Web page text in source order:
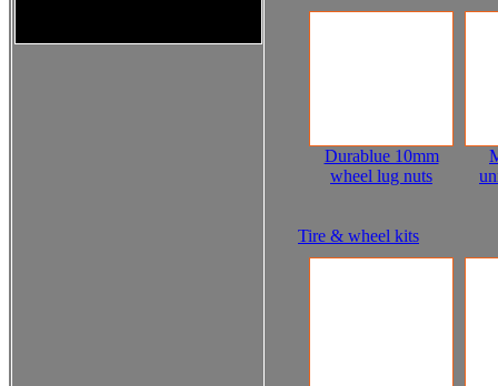
Durablue 10mm
wheel lug nuts
Tire & wheel kits